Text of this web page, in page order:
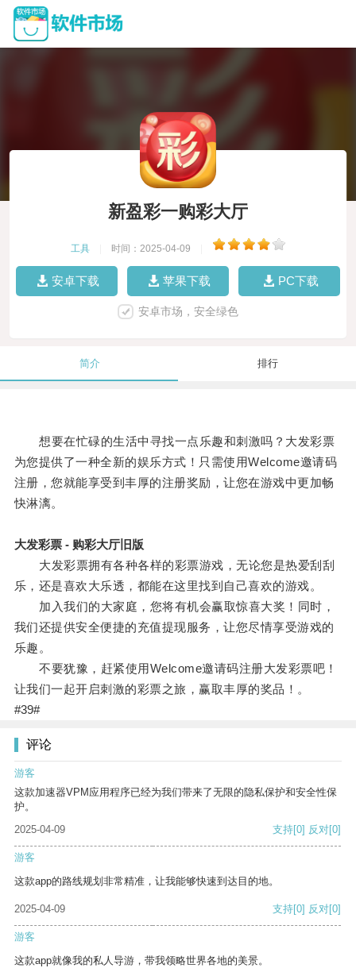
新盈彩一购彩大厅
工具 时间：2025-04-09
安卓下载 苹果下载 PC下载
安卓市场，安全绿色
简介 排行
想要在忙碌的生活中寻找一点乐趣和刺激吗？大发彩票
为您提供了一种全新的娱乐方式！只需使用Welcome邀请码
注册，您就能享受到丰厚的注册奖励，让您在游戏中更加畅
快淋漓。
大发彩票 - 购彩大厅旧版
大发彩票拥有各种各样的彩票游戏，无论您是热爱刮刮
乐，还是喜欢大乐透，都能在这里找到自己喜欢的游戏。
加入我们的大家庭，您将有机会赢取惊喜大奖！同时，
我们还提供安全便捷的充值提现服务，让您尽情享受游戏的
乐趣。
不要犹豫，赶紧使用Welcome邀请码注册大发彩票吧！
让我们一起开启刺激的彩票之旅，赢取丰厚的奖品！。
#39#
评论
游客
这款加速器VPM应用程序已经为我们带来了无限的隐私保护和安全性保
护。
2025-04-09
支持[0] 反对[0]
游客
这款app的路线规划非常精准，让我能够快速到达目的地。
2025-04-09 支持[0] 反对[0]
游客
这款app就像我的私人导游，带我领略世界各地的美景。